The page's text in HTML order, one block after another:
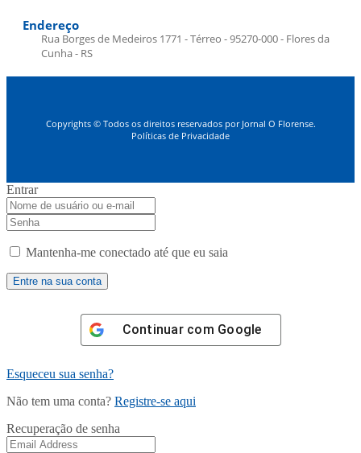
Endereço
Rua Borges de Medeiros 1771 - Térreo - 95270-000 - Flores da
Cunha - RS
Copyrights © Todos os direitos reservados por Jornal O Florense.
Políticas de Privacidade
Entrar
Mantenha-me conectado até que eu saia
Continuar com Google
Esqueceu sua senha?
Não tem uma conta? Registre-se aqui
Recuperação de senha